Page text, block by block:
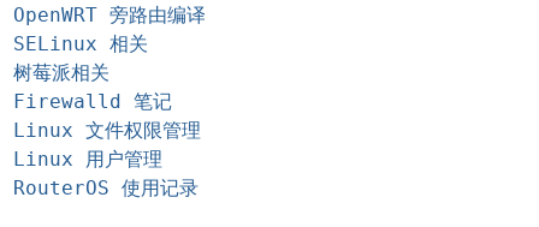
OpenWRT 旁路由编译
SELinux 相关
树莓派相关
Firewalld 笔记
Linux 文件权限管理
Linux 用户管理
RouterOS 使用记录